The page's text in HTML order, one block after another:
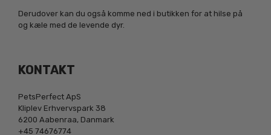
Derudover kan du også komme ned i butikken for at hilse på
og kæle med de levende dyr.
KONTAKT
PetsPerfect ApS
Kliplev Erhvervspark 38
6200 Aabenraa, Danmark
+45 74676774